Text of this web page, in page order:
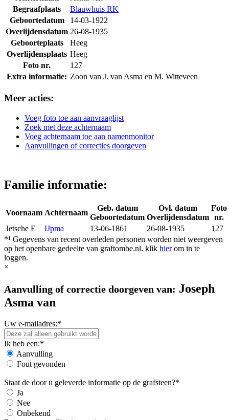
Begraafplaats
Blauwhuis RK
Geboortedatum
14-03-1922
Overlijdensdatum 26-08-1935
Geboorteplaats
Heeg
Overlijdensplaats Heeg
Foto nr.
127
Extra informatie: Zoon van J. van Asma en M. Witteveen
Meer acties:
Voeg foto toe aan aanvraaglijst
Zoek met deze achternaam
Voeg achternaam toe aan namenmonitor
Aanvullingen of correcties doorgeven
Familie informatie:
Voornaam Achternaam
Geb. datum
Geboortedatum
Ovl. datum
Overlijdensdatum
Foto
nr.
Jetsche E
IJpma 13-06-1861 26-08-1935
127
*¹ Gegevens van recent overleden personen worden niet weergeven
op het openbare gedeelte van graftombe.nl. klik hierom in te
loggen.
×
Aanvulling of correctie doorgeven van: Joseph
Asma van
Uw e-mailadres:*
Ik heb een:*
Aanvulling
Fout gevonden
Staat de door u geleverde informatie op de grafsteen?*
Ja
Nee
Onbekend